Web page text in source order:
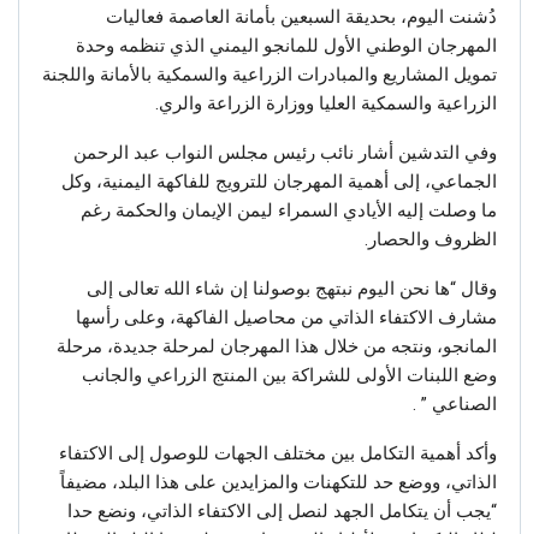
دُشنت اليوم، بحديقة السبعين بأمانة العاصمة فعاليات
المهرجان الوطني الأول للمانجو اليمني الذي تنظمه وحدة
تمويل المشاريع والمبادرات الزراعية والسمكية بالأمانة واللجنة
الزراعية والسمكية العليا ووزارة الزراعة والري.
وفي التدشين أشار نائب رئيس مجلس النواب عبد الرحمن
الجماعي، إلى أهمية المهرجان للترويج للفاكهة اليمنية، وكل
ما وصلت إليه الأيادي السمراء ليمن الإيمان والحكمة رغم
الظروف والحصار.
وقال “ها نحن اليوم نبتهج بوصولنا إن شاء الله تعالى إلى
مشارف الاكتفاء الذاتي من محاصيل الفاكهة، وعلى رأسها
المانجو، ونتجه من خلال هذا المهرجان لمرحلة جديدة، مرحلة
وضع اللبنات الأولى للشراكة بين المنتج الزراعي والجانب
الصناعي ” .
وأكد أهمية التكامل بين مختلف الجهات للوصول إلى الاكتفاء
الذاتي، ووضع حد للتكهنات والمزايدين على هذا البلد، مضيفاً
“يجب أن يتكامل الجهد لنصل إلى الاكتفاء الذاتي، ونضع حدا